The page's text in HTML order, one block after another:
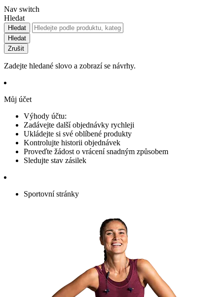
Nav switch
Hledat
Hledat
Hledat
Zrušit
Zadejte hledané slovo a zobrazí se návrhy.
Můj účet
Výhody účtu:
Zadávejte další objednávky rychleji
Ukládejte si své oblíbené produkty
Kontrolujte historii objednávek
Proveďte žádost o vrácení snadným způsobem
Sledujte stav zásilek
Sportovní stránky